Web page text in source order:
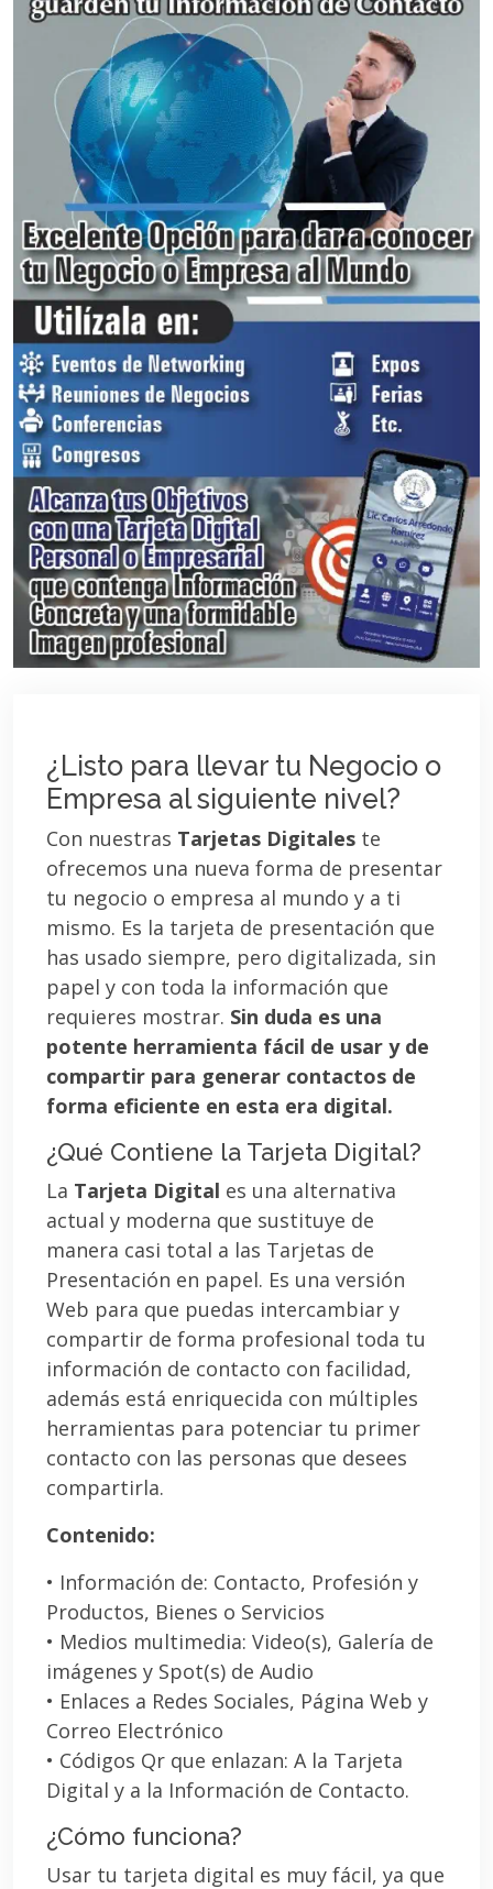
¿Listo para llevar tu Negocio o
Empresa al siguiente nivel?
Con nuestras Tarjetas Digitales te
ofrecemos una nueva forma de presentar
tu negocio o empresa al mundo y a ti
mismo. Es la tarjeta de presentación que
has usado siempre, pero digitalizada, sin
papel y con toda la información que
requieres mostrar. Sin duda es una
potente herramienta fácil de usar y de
compartir para generar contactos de
forma eficiente en esta era digital.
¿Qué Contiene la Tarjeta Digital?
La Tarjeta Digital es una alternativa
actual y moderna que sustituye de
manera casi total a las Tarjetas de
Presentación en papel. Es una versión
Web para que puedas intercambiar y
compartir de forma profesional toda tu
información de contacto con facilidad,
además está enriquecida con múltiples
herramientas para potenciar tu primer
contacto con las personas que desees
compartirla.
Contenido:
• Información de: Contacto, Profesión y
Productos, Bienes o Servicios
• Medios multimedia: Video(s), Galería de
imágenes y Spot(s) de Audio
• Enlaces a Redes Sociales, Página Web y
Correo Electrónico
• Códigos Qr que enlazan: A la Tarjeta
Digital y a la Información de Contacto.
¿Cómo funciona?
Usar tu tarjeta digital es muy fácil, ya que